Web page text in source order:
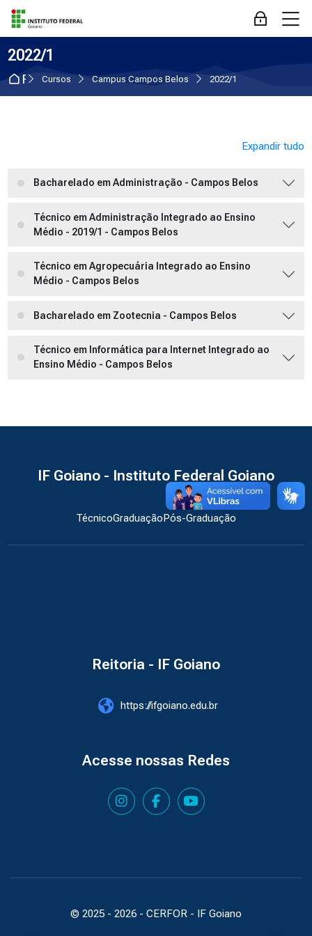
Skip to navigation
Skip to login form
Ir para o conteúdo principal
Skip to accessibility options
Skip to footer
Skip accessibility options
Acessar
2022/1
Página inicial
Cursos Campus Campos Belos 2022/1
Expandir tudo
Bacharelado em Administração - Campos Belos
Técnico em Administração Integrado ao Ensino
Médio - 2019/1 - Campos Belos
Técnico em Agropecuária Integrado ao Ensino
Médio - Campos Belos
Bacharelado em Zootecnia - Campos Belos
Técnico em Informática para Internet Integrado ao
Ensino Médio - Campos Belos
IF Goiano - Instituto Federal Goiano
TécnicoGraduaçãoPós-Graduação
Reitoria - IF Goiano
https://ifgoiano.edu.br
Acesse nossas Redes
© 2025 - 2026 - CERFOR - IF Goiano